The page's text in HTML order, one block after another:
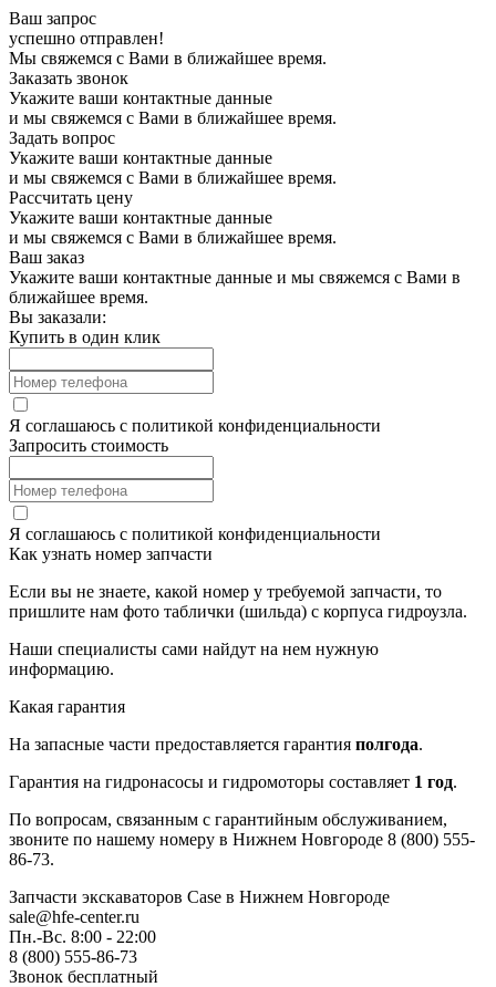
Ваш запрос
успешно отправлен!
Мы свяжемся с Вами в ближайшее время.
Заказать звонок
Укажите ваши контактные данные
и мы свяжемся с Вами в ближайшее время.
Задать вопрос
Укажите ваши контактные данные
и мы свяжемся с Вами в ближайшее время.
Рассчитать цену
Укажите ваши контактные данные
и мы свяжемся с Вами в ближайшее время.
Ваш заказ
Укажите ваши контактные данные и мы свяжемся с Вами в
ближайшее время.
Вы заказали:
Купить в один клик
Я соглашаюсь с политикой конфиденциальности
Запросить стоимость
Я соглашаюсь с политикой конфиденциальности
Как узнать номер запчасти
Если вы не знаете, какой номер у требуемой запчасти, то
пришлите нам фото таблички (шильда) с корпуса гидроузла.
Наши специалисты сами найдут на нем нужную
информацию.
Какая гарантия
На запасные части предоставляется гарантия полгода.
Гарантия на гидронасосы и гидромоторы составляет 1 год.
По вопросам, связанным с гарантийным обслуживанием,
звоните по нашему номеру в Нижнем Новгороде 8 (800) 555-
86-73.
Запчасти экскаваторов Case в Нижнем Новгороде
sale@hfe-center.ru
Пн.-Вс. 8:00 - 22:00
8 (800) 555-86-73
Звонок бесплатный